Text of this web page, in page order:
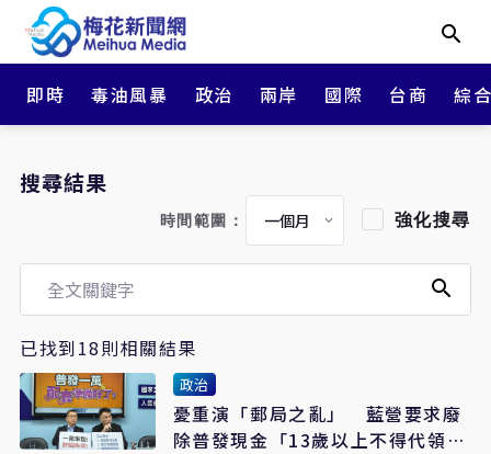
即時 毒油風暴 政治 兩岸 國際 台商 綜
搜尋結果
時間範圍： 強化搜尋
已找到18則相關結果
政治
憂重演「郵局之亂」 藍營要求廢
除普發現金「13歲以上不得代領」